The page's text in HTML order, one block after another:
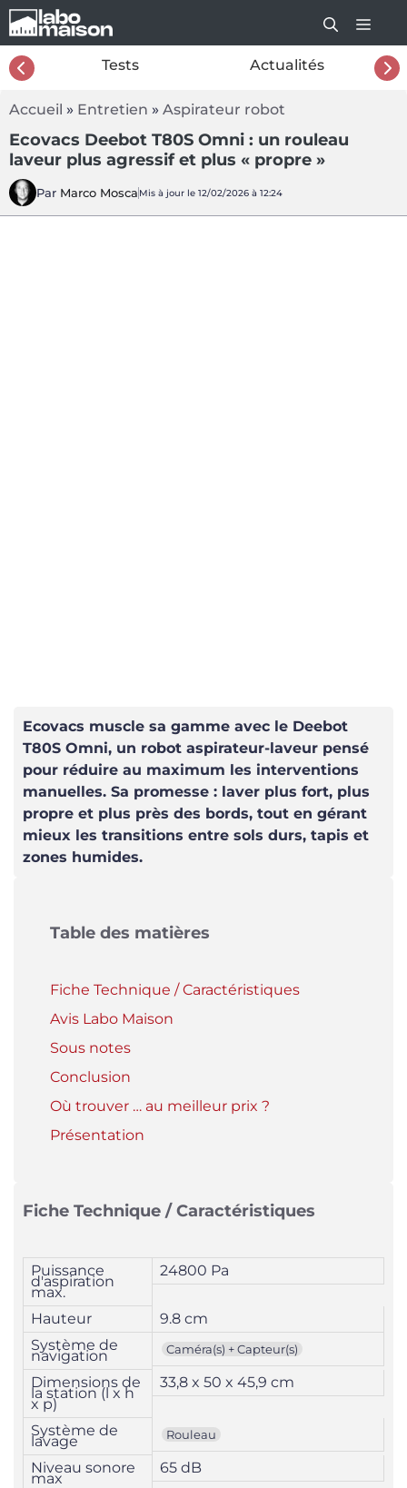
Aller
au
contenu
Tests Actualités
Accueil » Entretien » Aspirateur robot
Ecovacs Deebot T80S Omni : un rouleau
laveur plus agressif et plus « propre »
Par Marco Mosca Mis à jour le 12/02/2026 à 12:24
Ecovacs muscle sa gamme avec le Deebot
T80S Omni, un robot aspirateur-laveur pensé
pour réduire au maximum les interventions
manuelles. Sa promesse : laver plus fort, plus
propre et plus près des bords, tout en gérant
mieux les transitions entre sols durs, tapis et
zones humides.
Table des matières
Fiche Technique / Caractéristiques
Avis Labo Maison
Sous notes
Conclusion
Où trouver … au meilleur prix ?
Présentation
Fiche Technique / Caractéristiques
Puissance
d'aspiration
max.
24800 Pa
Hauteur
9.8 cm
Système de
navigation Caméra(s) + Capteur(s)
Dimensions de
la station (l x h
x p)
33,8 x 50 x 45,9 cm
Système de
lavage Rouleau
Niveau sonore
max
65 dB